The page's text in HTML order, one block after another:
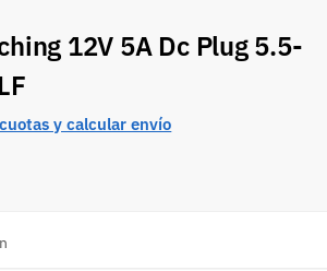
12V 5A Dc Plug 5.5-
y calcular envío